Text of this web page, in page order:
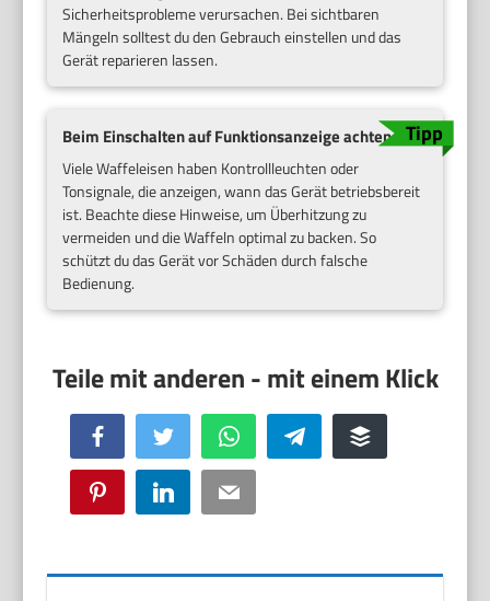
Sicherheitsprobleme verursachen. Bei sichtbaren
Mängeln solltest du den Gebrauch einstellen und das
Gerät reparieren lassen.
Beim Einschalten auf Funktionsanzeige achten
Viele Waffeleisen haben Kontrollleuchten oder
Tonsignale, die anzeigen, wann das Gerät betriebsbereit
ist. Beachte diese Hinweise, um Überhitzung zu
vermeiden und die Waffeln optimal zu backen. So
schützt du das Gerät vor Schäden durch falsche
Bedienung.
Facebook Twitter WhatsApp Telegram Buffer
Pinterest LinkedIn Email